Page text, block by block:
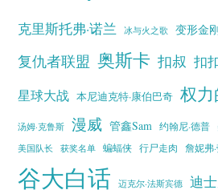
克里斯托弗·诺兰 冰与火之歌 变形金
复仇者联盟 奥斯卡 扣叔 扣
星球大战 本尼迪克特·康伯巴奇 权
汤姆·克鲁斯 漫威 管鑫Sam 约翰尼·德普
美国队长
获奖名单 蝙蝠侠 行尸走肉 詹妮弗
谷大白话 迈克尔·法斯宾德 迪